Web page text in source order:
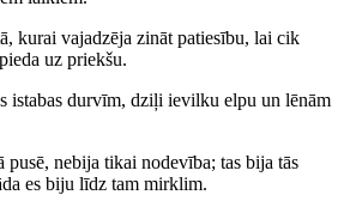
kurai vajadzēja zināt patiesību, lai cik
uz priekšu.
istabas durvīm, dziļi ievilku elpu un lēnām
pusē, nebija tikai nodevība; tas bija tās
es biju līdz tam mirklim.